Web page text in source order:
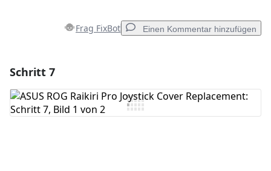
Frag FixBot Einen Kommentar hinzufügen
Kommentar hinzufügen
Schritt 7